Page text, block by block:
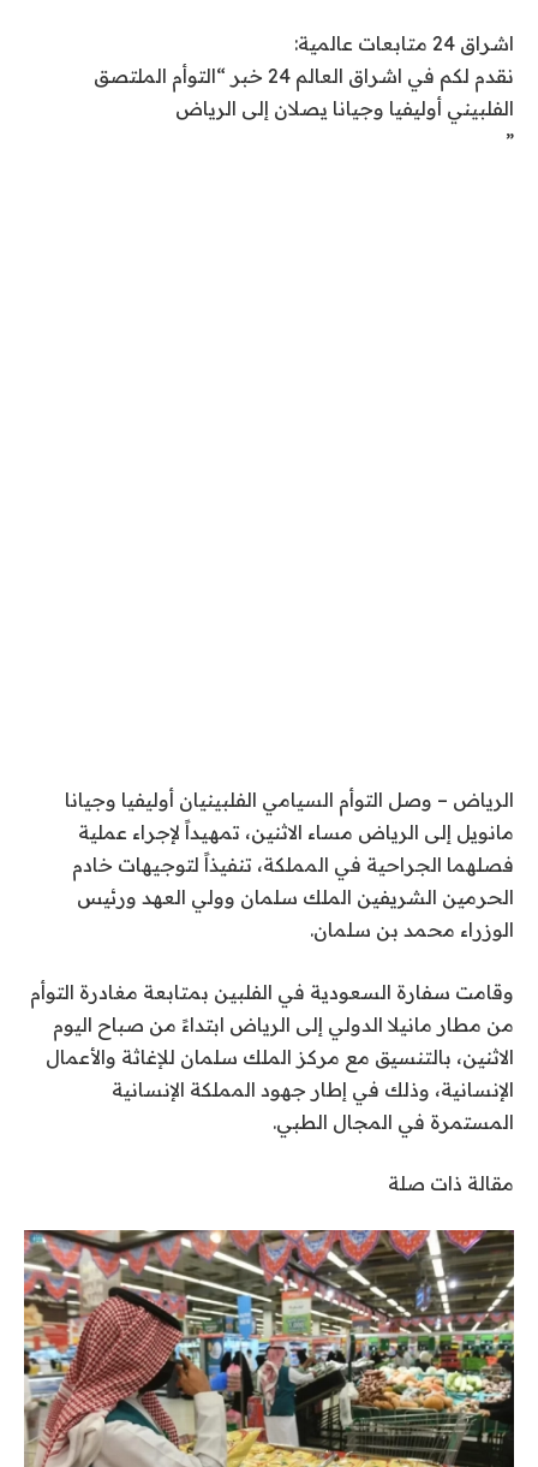
اشراق 24 متابعات عالمية:
نقدم لكم في اشراق العالم 24 خبر “التوأم الملتصق
الفلبيني أوليفيا وجيانا يصلان إلى الرياض
”
الرياض – وصل التوأم السيامي الفلبينيان أوليفيا وجيانا
مانويل إلى الرياض مساء الاثنين، تمهيداً لإجراء عملية
فصلهما الجراحية في المملكة، تنفيذاً لتوجيهات خادم
الحرمين الشريفين الملك سلمان وولي العهد ورئيس
الوزراء محمد بن سلمان.
وقامت سفارة السعودية في الفلبين بمتابعة مغادرة التوأم
من مطار مانيلا الدولي إلى الرياض ابتداءً من صباح اليوم
الاثنين، بالتنسيق مع مركز الملك سلمان للإغاثة والأعمال
الإنسانية، وذلك في إطار جهود المملكة الإنسانية
المستمرة في المجال الطبي.
مقالة ذات صلة